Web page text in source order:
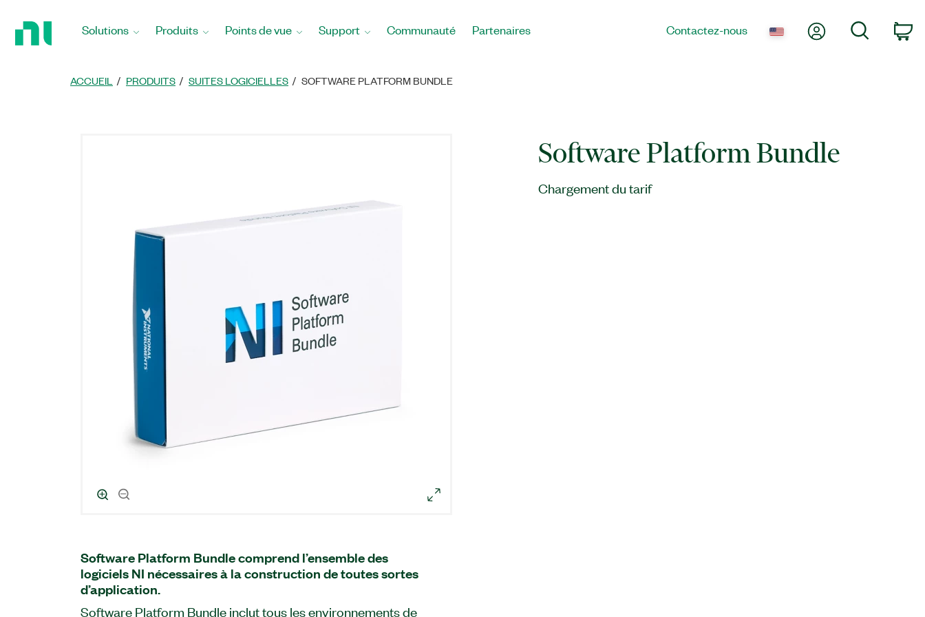
Solutions Produits Points de vue Support Communauté Partenaires Contactez-nous Mon compte
ACCUEIL PRODUITS SUITES LOGICIELLES SOFTWARE PLATFORM BUNDLE
Software Platform Bundle
Chargement du tarif
Software Platform Bundle comprend l’ensemble des
logiciels NI nécessaires à la construction de toutes sortes
d’application.
Software Platform Bundle inclut tous les environnements de